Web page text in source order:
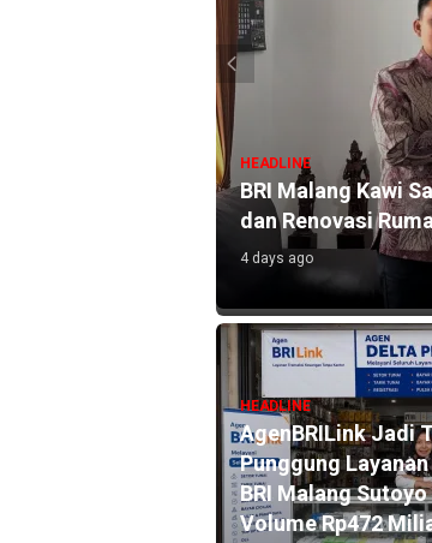
HEADLINE
BRI Malang Kawi
dan Renovasi
4 days ago
HEADLINE
AgenBRILink Jadi
Punggung
BRI Malang
Volume Rp472